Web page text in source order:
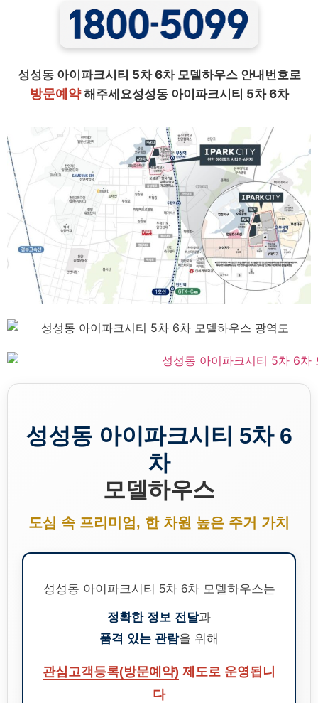
성성동 아이파크시티 5차 6차 모델하우스 안내번호로
방문예약해주세요성성동 아이파크시티 5차 6차
성성동 아이파크시티 5차 6
차
모델하우스
도심 속 프리미엄, 한 차원 높은 주거 가치
성성동 아이파크시티 5차 6차 모델하우스는
정확한 정보 전달과
품격 있는 관람을 위해
관심고객등록(방문예약) 제도로 운영됩니
다